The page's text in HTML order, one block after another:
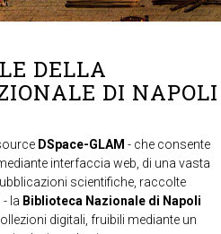
DELLA
DI NAPOLI
DSpace-GLAM - che consente
interfaccia web, di una vasta
scientifiche, raccolte
la Biblioteca Nazionale di Napoli
digitali, fruibili mediante un